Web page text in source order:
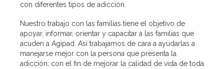
con diferentes tipos de adicción.
Nuestro trabajo con las familias tiene el objetivo de
apoyar, informar, orientar y capacitar a las familias que
acuden a Agipad. Así trabajamos de cara a ayudarlas a
manejarse mejor con la persona que presenta la
adicción, con el fin de mejorar la calidad de vida de toda